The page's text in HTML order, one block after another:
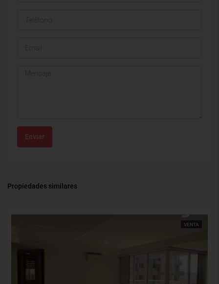
Enviar
Propiedades similares
VENTA